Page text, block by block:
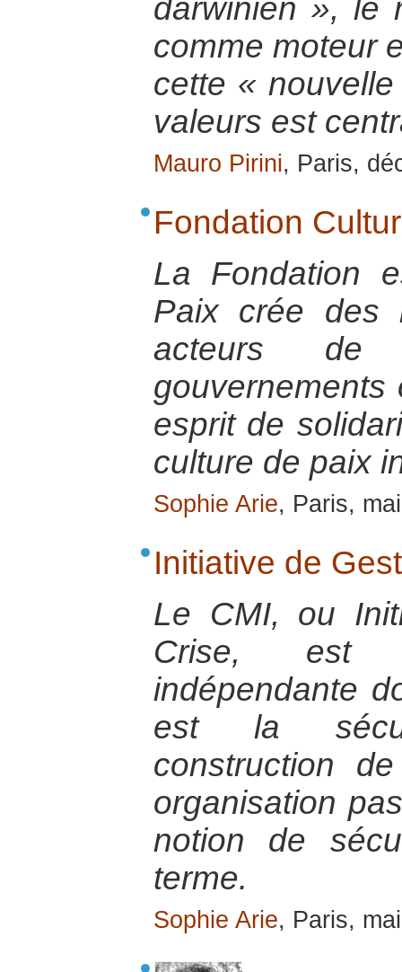
darwinien », le
comme moteur
cette «
valeurs est
Mauro Pirini, Paris,
Fondation
La Fondation
Paix crée des
acteurs de
esprit de
culture de paix
Sophie Arie, Paris,
Initiative de
Le CMI, ou
Crise, est
indépendante
est la
construction
organisation
notion de
terme.
Sophie Arie, Paris,